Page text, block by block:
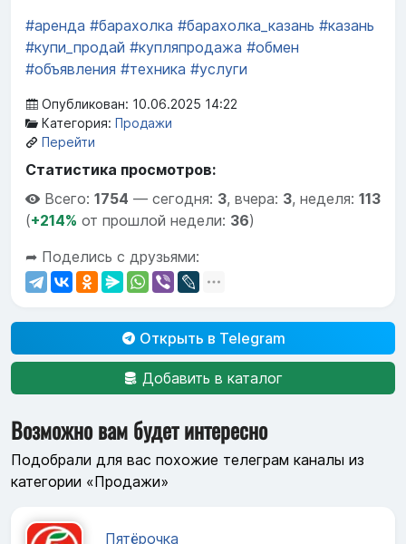
#аренда #барахолка #барахолка_казань #казань
#купи_продай #купляпродажа #обмен
#объявления #техника #услуги
Опубликован: 10.06.2025 14:22
Категория: Продажи
Перейти
Статистика просмотров:
Всего: 1754 — сегодня: 3, вчера: 3, неделя: 113
(+214% от прошлой недели: 36)
➦ Поделись с друзьями:
Открыть в Telegram
Добавить в каталог
Возможно вам будет интересно
Подобрали для вас похожие телеграм каналы из
категории «Продажи»
Пятёрочка